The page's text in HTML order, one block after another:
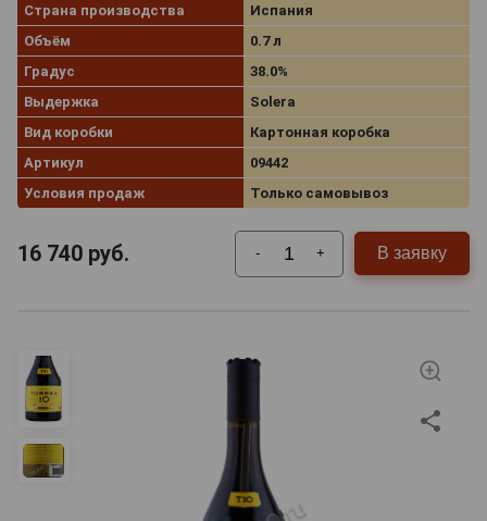
Страна производства
Испания
Объём
0.7 л
Градус
38.0%
Выдержка
Solera
Вид коробки
Картонная коробка
Артикул
09442
Условия продаж
Только самовывоз
16 740 руб. - + В заявку